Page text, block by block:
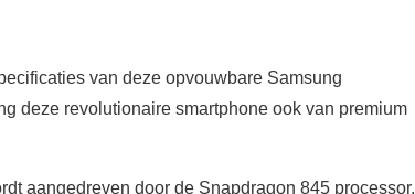
van deze opvouwbare Samsung
deze revolutionaire smartphone ook van premium
aangedreven door de Snapdragon 845 processor.